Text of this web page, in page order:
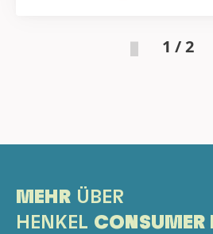
und dem Einsatz von 1 / 2
MEHR ÜBER
HENKEL CONSUMER